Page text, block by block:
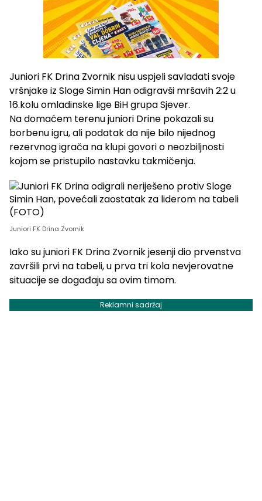
Juniori FK Drina Zvornik nisu uspjeli savladati svoje
vršnjake iz Sloge Simin Han odigravši mršavih 2:2 u
16.kolu omladinske lige BiH grupa Sjever.
Na domaćem terenu juniori Drine pokazali su
borbenu igru, ali podatak da nije bilo nijednog
rezervnog igrača na klupi govori o neozbiljnosti
kojom se pristupilo nastavku takmičenja.
Juniori FK Drina Zvornik
Iako su juniori FK Drina Zvornik jesenji dio prvenstva
završili prvi na tabeli, u prva tri kola nevjerovatne
situacije se događaju sa ovim timom.
Reklamni sadržaj